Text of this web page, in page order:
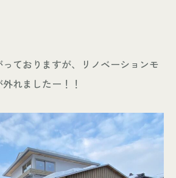
ておりますが、リノベーションモ
れましたー！！